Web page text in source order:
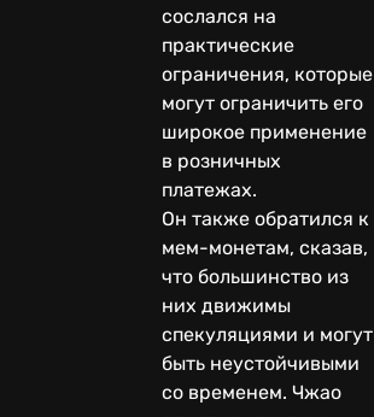
сослался на
практические
ограничения, которые
могут ограничить его
широкое применение
в розничных
платежах.
Он также обратился к
мем-монетам, сказав,
что большинство из
них движимы
спекуляциями и могут
быть неустойчивыми
со временем. Чжао